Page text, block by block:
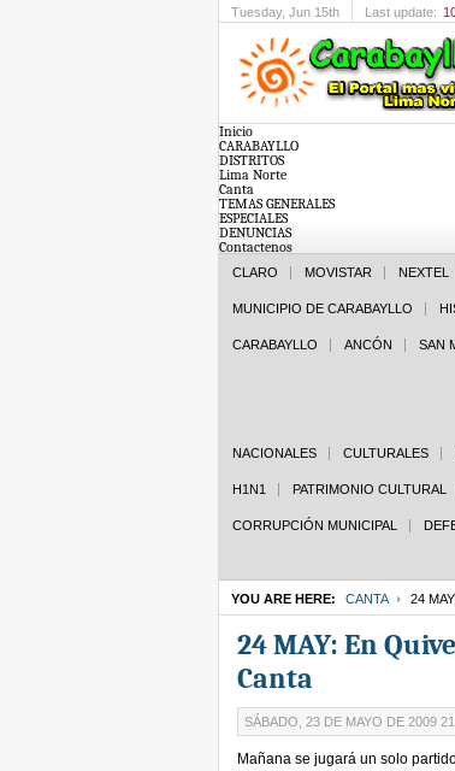
Tuesday, Jun 15th Last update:
Inicio
CARABAYLLO
DISTRITOS
Lima Norte
Canta
TEMAS GENERALES
ESPECIALES
DENUNCIAS
Contactenos
CLARO MOVISTAR NEXTEL
MUNICIPIO DE CARABAYLLO
CARABAYLLO ANCÓN SAN
NACIONALES CULTURALES
H1N1 PATRIMONIO CULTURAL
CORRUPCIÓN MUNICIPAL
YOU ARE HERE: CANTA 24
24 MAY: En
Canta
SÁBADO, 23 DE MAYO DE 2009
Mañana se jugará un solo